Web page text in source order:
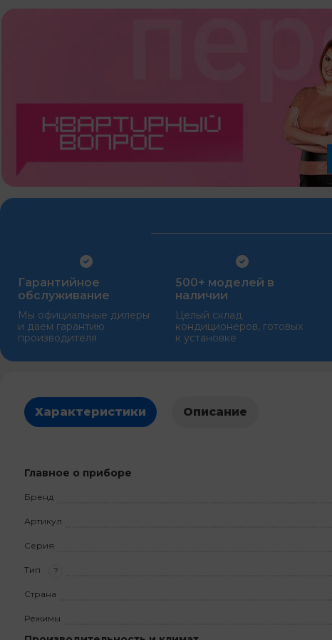
Гарантийное
обслуживание
Мы официальные дилеры
и даем гарантию
производителя
500+ моделей в
наличии
Целый склад
кондиционеров, готовых
к установке
Характеристики Описание
Главное о приборе
Бренд
Артикул
Серия
Тип ?
Страна
Режимы